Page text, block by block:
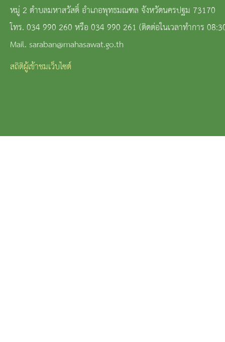
หมู่ 2 ตำบลมหาสวัสดิ์ อำเภอพุทธมณฑล จังหวัดนครปฐม 73170
โทร. 034 990 260 หรือ 034 990 261 (ติดต่อในเวลาทำการ
Mail. saraban@mahasawat.go.th
สถิติผู้เข้าชมเว็บไซต์